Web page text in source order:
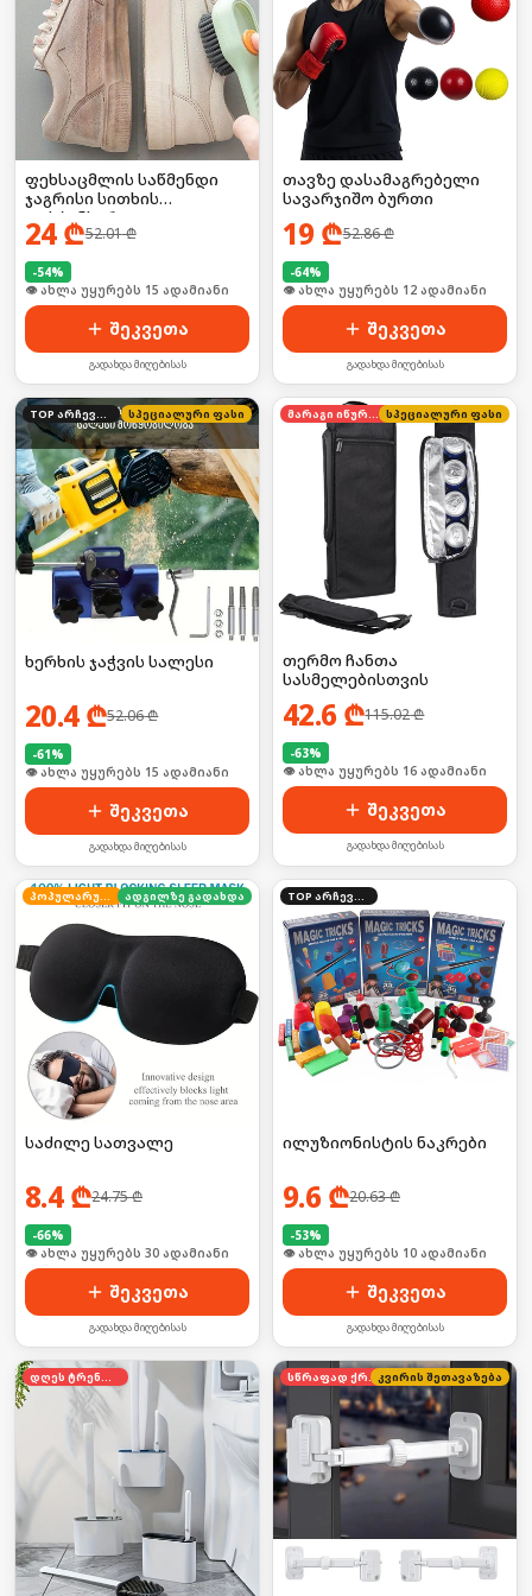
ფეხსაცმლის საწმენდი
ჯაგრისი სითხის
დისპენსერით
24₾52.01₾
-54%
🛒 ბოლო 24სთ-ში იყიდა 20-მა
შეკვეთა
გადახდა მიღებისას
თავზე დასამაგრებელი
სავარჯიშო ბურთი
19 ₾52.86₾
-64%
🛒 ბოლო 24სთ-ში იყიდა 19-მა
შეკვეთა
გადახდა მიღებისას
TOP არჩევანი სპეციალური ფასი
ხერხის ჯაჭვის სალესი
20.4₾52.06₾
-61%
🛒 ბოლო 24სთ-ში იყიდა 20-მა
შეკვეთა
გადახდა მიღებისას
მარაგი იწურება სპეციალური ფასი
თერმო ჩანთა
სასმელებისთვის
42.6 ₾115.02₾
-63%
🛒 ბოლო 24სთ-ში იყიდა 25-მა
შეკვეთა
გადახდა მიღებისას
ადგილზე გადახდა
საძილე სათვალე
8.4₾24.75₾
-66%
🛒 ბოლო 24სთ-ში იყიდა 46-მა
შეკვეთა
გადახდა მიღებისას
ილუზიონისტის ნაკრები
9.6 ₾20.63₾
-53%
🛒 ბოლო 24სთ-ში იყიდა 18-მა
შეკვეთა
გადახდა მიღებისას
სწრაფად ქრება კვირის შეთავაზება